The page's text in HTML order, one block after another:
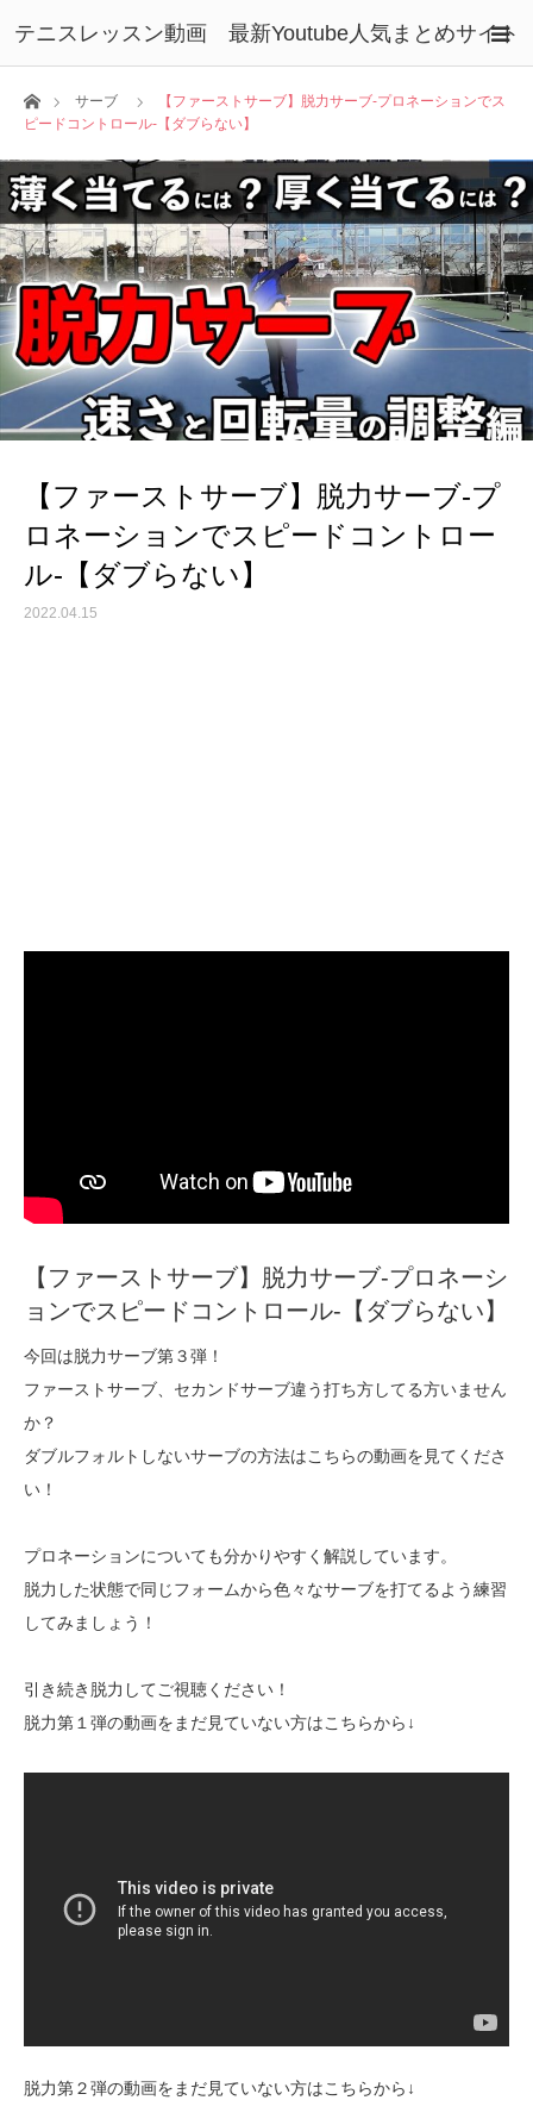
テニスレッスン動画 最新Youtube人気まとめサイト
ホームサーブ
【ファーストサーブ】脱力サーブ‐プロネーションでス
ピードコントロール‐【ダブらない】
【ファーストサーブ】脱力サーブ‐プ
ロネーションでスピードコントロー
ル‐【ダブらない】
2022.04.15
【ファーストサーブ】脱力サーブ‐プロネーシ
ョンでスピードコントロール‐【ダブらない】
今回は脱力サーブ第３弾！
ファーストサーブ、セカンドサーブ違う打ち方してる方いません
か？
ダブルフォルトしないサーブの方法はこちらの動画を見てくださ
い！
プロネーションについても分かりやすく解説しています。
脱力した状態で同じフォームから色々なサーブを打てるよう練習
してみましょう！
引き続き脱力してご視聴ください！
脱力第１弾の動画をまだ見ていない方はこちらから↓
脱力第２弾の動画をまだ見ていない方はこちらから↓